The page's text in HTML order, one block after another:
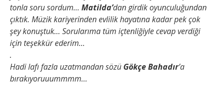
tonla soru sordum… Matilda’dan girdik oyunculuğundan
çıktık. Müzik kariyerinden evlilik hayatına kadar pek çok
şey konuştuk… Sorularıma tüm içtenliğiyle cevap verdiği
için teşekkür ederim…
.
Hadi lafı fazla uzatmandan sözü Gökçe Bahadır’a
bırakıyoruuummmm…